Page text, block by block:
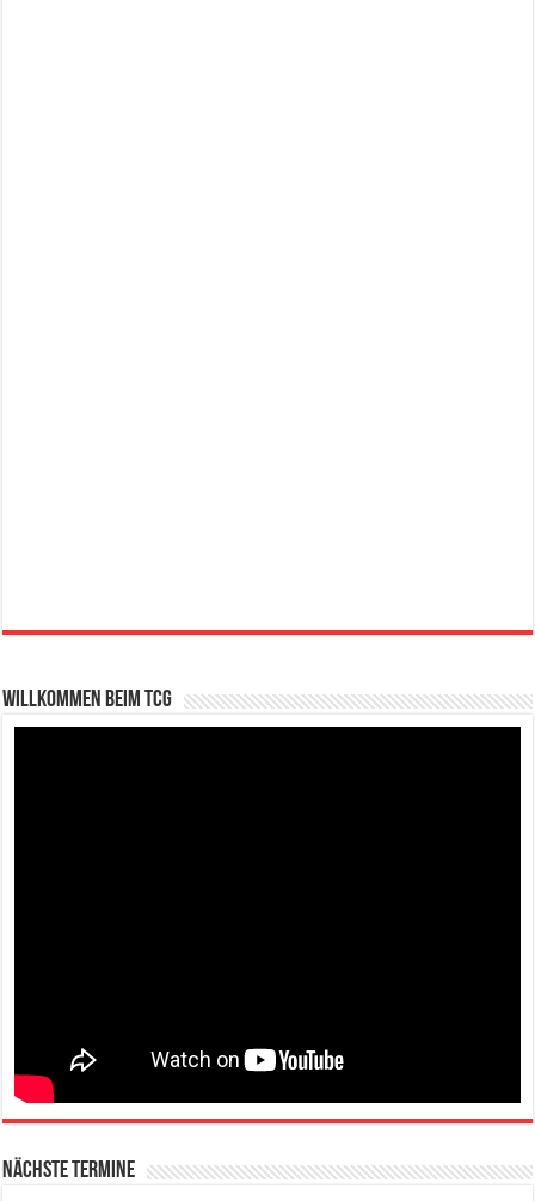
Willkommen beim TCG
Nächste Termine